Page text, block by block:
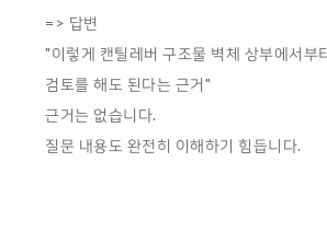
=> 답변
"이렇게 캔틸레버 구조물 벽체 상부에서부
검토를 해도 된다는 근거"
근거는 없습니다.
질문 내용도 완전히 이해하기 힘듭니다.